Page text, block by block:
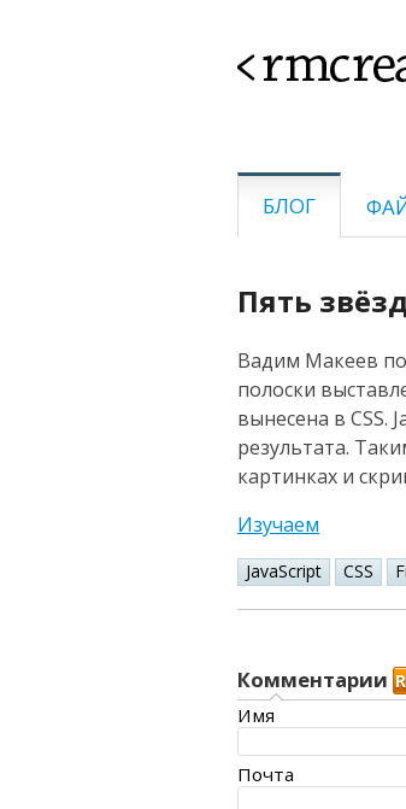
БЛОГ
Пять
Вадим Макеев
полоски
вынесена в CSS.
результата.
картинках и
Изучаем
JavaScript CSS
Комментарии
Имя
Почта